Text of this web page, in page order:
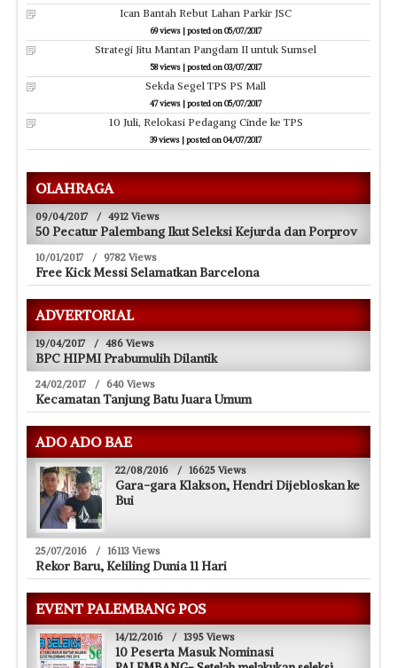
Ican Bantah Rebut Lahan Parkir JSC
69 views|posted on 05/07/2017
Strategi Jitu Mantan Pangdam II untuk Sumsel
58 views|posted on 03/07/2017
Sekda Segel TPS PS Mall
47 views |posted on 05/07/2017
10 Juli, Relokasi Pedagang Cinde ke TPS
39 views |posted on 04/07/2017
OLAHRAGA
09/04/2017 / 4912 Views
50 Pecatur Palembang Ikut Seleksi Kejurda dan Porprov
10/01/2017 / 9782 Views
Free Kick Messi Selamatkan Barcelona
ADVERTORIAL
19/04/2017 / 486 Views
BPC HIPMI Prabumulih Dilantik
24/02/2017 / 640 Views
Kecamatan Tanjung Batu Juara Umum
ADO ADO BAE
22/08/2016 / 16625 Views
Gara-gara Klakson, Hendri Dijebloskan ke
Bui
25/07/2016 / 16113 Views
Rekor Baru, Keliling Dunia 11 Hari
EVENT PALEMBANG POS
14/12/2016 / 1395 Views
10 Peserta Masuk Nominasi